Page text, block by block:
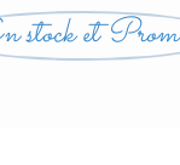
stock et